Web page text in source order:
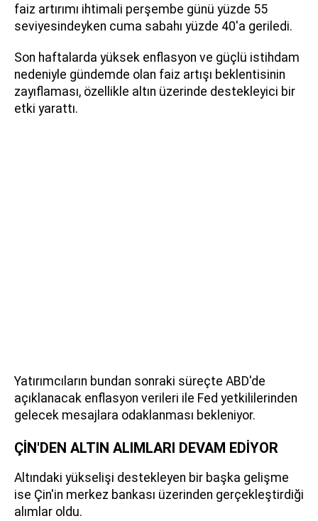
faiz artırımı ihtimali perşembe günü yüzde 55
seviyesindeyken cuma sabahı yüzde 40'a geriledi.
Son haftalarda yüksek enflasyon ve güçlü istihdam
nedeniyle gündemde olan faiz artışı beklentisinin
zayıflaması, özellikle altın üzerinde destekleyici bir
etki yarattı.
Yatırımcıların bundan sonraki süreçte ABD'de
açıklanacak enflasyon verileri ile Fed yetkililerinden
gelecek mesajlara odaklanması bekleniyor.
ÇİN'DEN ALTIN ALIMLARI DEVAM EDİYOR
Altındaki yükselişi destekleyen bir başka gelişme
ise Çin'in merkez bankası üzerinden gerçekleştirdiği
alımlar oldu.